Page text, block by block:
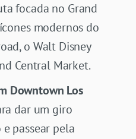
focada no Grand
modernos do
o Walt Disney
Central Market.
Downtown Los
dar um giro
passear pela